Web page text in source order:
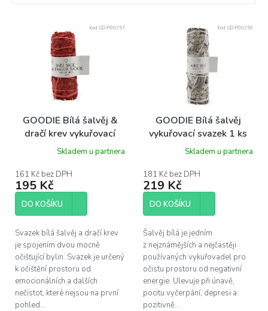
ů
GOODIE Bílá šalvěj &
dračí krev vykuřovací
svazek 1 ks vel. M -
White sage & Dragon's
blood smudge stick
Skladem u partnera
161 Kč bez DPH
195 Kč
DO KOŠÍKU
Svazek bílá šalvěj a dračí krev
je spojením dvou mocně
očišťující bylin. Svazek je určený
k očištění prostoru od
emocionálních a dalších
nečistot, které nejsou na první
pohled...
Kód: GD-P00257
GOODIE Bílá šalvěj
vykuřovací svazek 1 ks
vel. XL - White sage
smudge stick
Skladem u partnera
181 Kč bez DPH
219 Kč
DO KOŠÍKU
Šalvěj bílá je jedním
z nejznámějších a nejčastěji
používaných vykuřovadel pro
očistu prostoru od negativní
energie. Ulevuje při únavě,
pocitu vyčerpání, depresi a
pozitivně...
Kód: GD-P00256